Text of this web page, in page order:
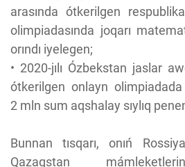
arasında ótkerilgen
olimpiadasında joqarı
orındı iyelegen;
• 2020-jılı Ózbekstan jaslar
ótkerilgen onlayn olimpiadada
2 mln sum aqshalay sıylıq
Bunnan tısqarı, onıń
Qazaqstan